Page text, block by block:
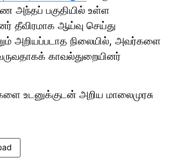
அந்தப் பகுதியில் உள்ள
தீவிரமாக ஆய்வு செய்து
அறியப்படாத நிலையில், அவர்களை
காவல்துறையினர்
உடனுக்குடன் அறிய மாலைமுரசு